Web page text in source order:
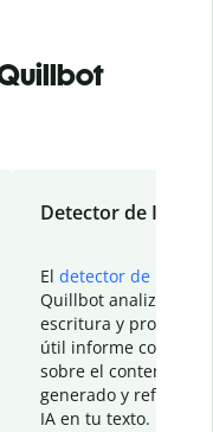
Detector de IA
El detector de IA
Quillbot analiza tu
escritura y
útil informe con
sobre el contenido
generado y refinado
IA en tu texto.